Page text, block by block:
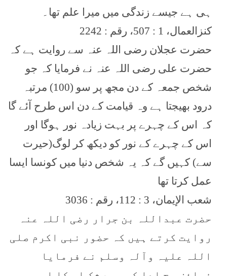
ہی ہے جیسے زندگی میں میرا علم تھا۔
کنزالعمال، 1 : 507، رقم : 2242
حضرت عجلان رضی اللہ عنہ سے روایت ہے کہ
حضرت علی رضی اللہ عنہ نے فرمایا کہ جو
شخص جمعہ کے دن مجھ پر سو (100) مرتبہ
درود بھیجتا ہے وہ قیامت کے دن اس طرح آئے گا
کہ اس کے چہرے پر بہت زیادہ نور ہوگا اور
اس کے چہرے کے نور کو دیکھ کر لوگ(حیرت
سے) کہیں گے کہ یہ شخص دنیا میں کونسا ایسا
عمل کرتا تھا
شعب الإيمان، 3 : 112، رقم : 3036
حضرت عبداللہ بن جرار رضی اللہ عنہ
روایت کرتے ہیں کہ حضور نبی اکرم صلی
اللہ علیہ وآلہ وسلم نے فرمایا